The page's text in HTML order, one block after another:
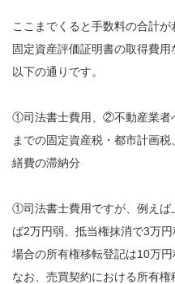
ここまでくると手数料の合計
固定資産評価証明書の取得費
以下の通りです。
①司法書士費用、②不動産業者
までの固定資産税・都市計画
繕費の滞納分
①司法書士費用ですが、例えば
ば2万円弱、抵当権抹消で3万
場合の所有権移転登記は10万円
なお、売買契約における所有